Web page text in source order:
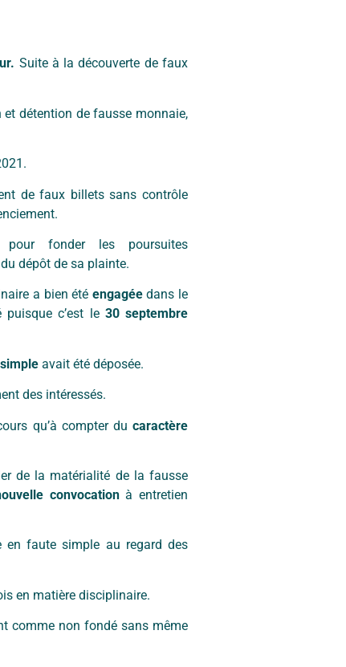
Suite à la découverte de faux
détention de fausse monnaie,
de faux billets sans contrôle
fonder les poursuites
dépôt de sa plainte.
a bien été engagéedans le
c’est le 30 septembre
avait été déposée.
des intéressés.
qu’à compter ducaractère
de la matérialité de la fausse
convocationà entretien
faute simple au regard des
en matière disciplinaire.
comme non fondé sans même